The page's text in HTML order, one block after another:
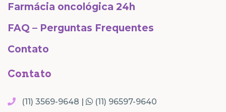
Farmácia oncológica 24h
FAQ – Perguntas Frequentes
Contato
Contato
(11) 3569-9648 | (11) 96597-9640